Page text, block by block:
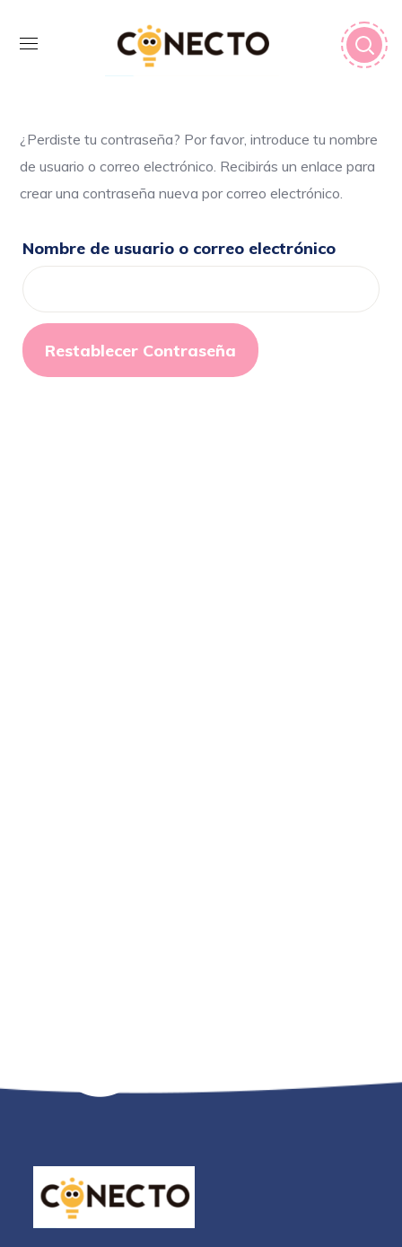
¿Perdiste tu contraseña? Por favor, introduce tu nombre
de usuario o correo electrónico. Recibirás un enlace para
crear una contraseña nueva por correo electrónico.
Nombre de usuario o correo electrónico
Restablecer Contraseña